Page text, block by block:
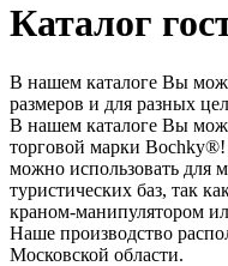
Каталог
В нашем каталоге Вы
размеров и для разных
В нашем каталоге Вы
торговой марки
можно использовать для
туристических баз, так
краном-манипулятором
Наше производство
Московской области.